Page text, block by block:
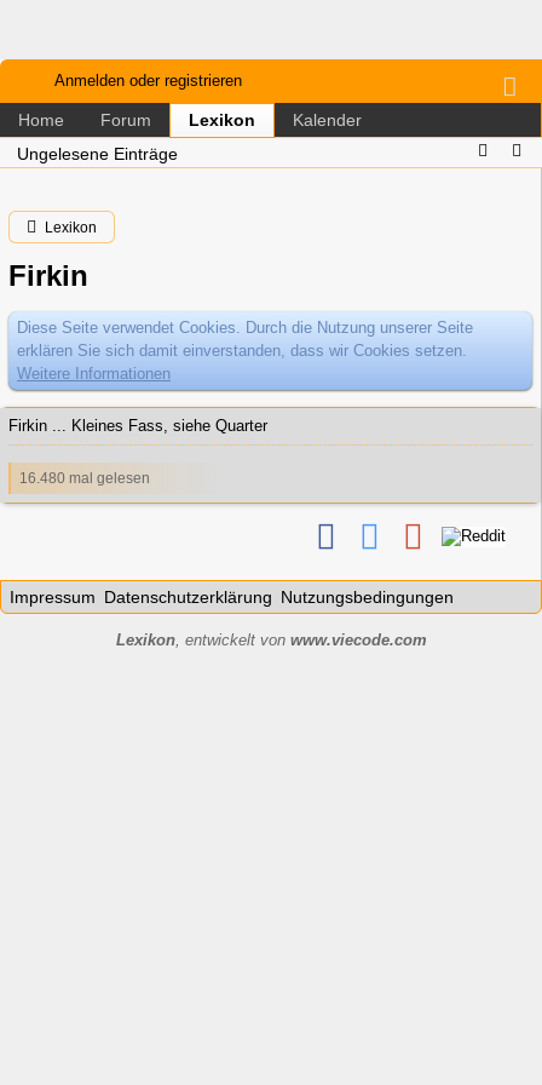
Anmelden oder registrieren
Home Forum Lexikon
Kalender
Ungelesene Einträge
Lexikon
Firkin
Diese Seite verwendet Cookies. Durch die Nutzung unserer Seite
erklären Sie sich damit einverstanden, dass wir Cookies setzen.
Weitere Informationen
Firkin ... Kleines Fass, siehe Quarter
16.480 mal gelesen
Impressum Datenschutzerklärung Nutzungsbedingungen
Lexikon, entwickelt von www.viecode.com